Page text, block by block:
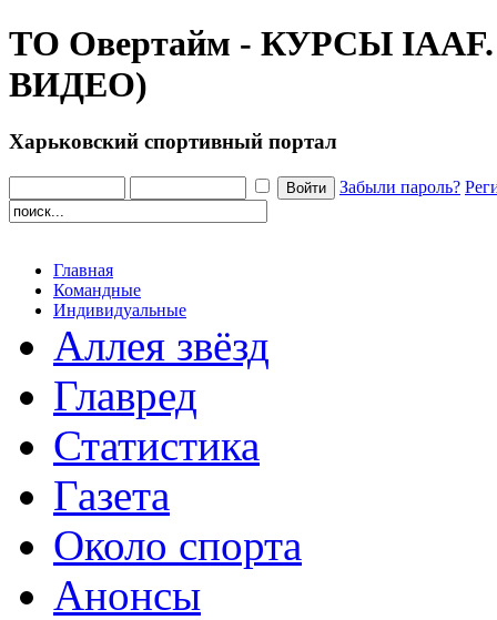
ТО Овертайм - КУРСЫ
ВИДЕО)
Харьковский спортивный портал
Забыли пароль?
Главная
Командные
Индивидуальные
Аллея звёзд
Главред
Статистика
Газета
Около спорта
Анонсы